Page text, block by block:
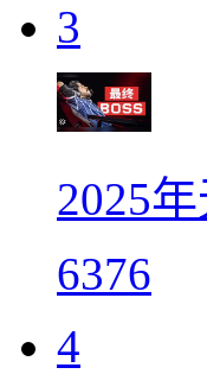
3
2025
6376
4